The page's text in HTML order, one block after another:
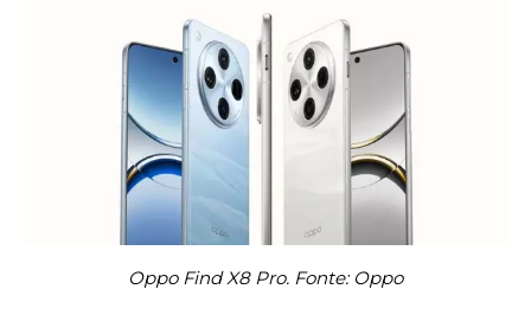
Oppo Find X8 Pro. Fonte: Oppo